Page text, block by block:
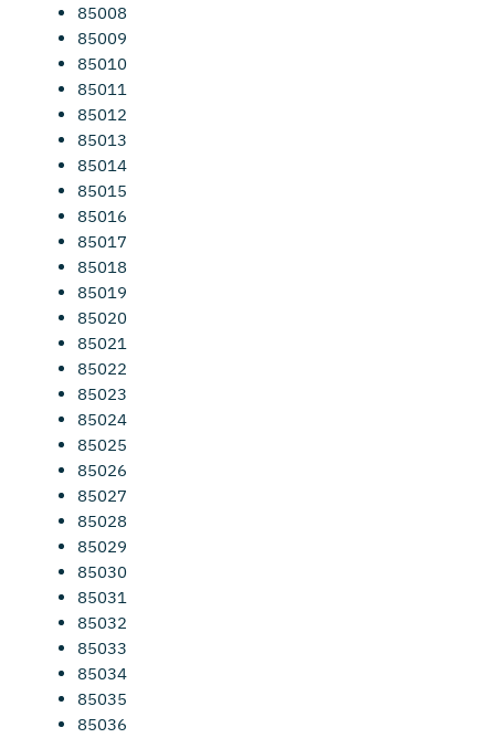
85008
85009
85010
85011
85012
85013
85014
85015
85016
85017
85018
85019
85020
85021
85022
85023
85024
85025
85026
85027
85028
85029
85030
85031
85032
85033
85034
85035
85036